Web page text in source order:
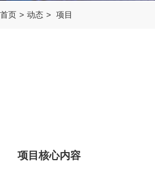
首页 > 动态 > 项目
项目核心内容